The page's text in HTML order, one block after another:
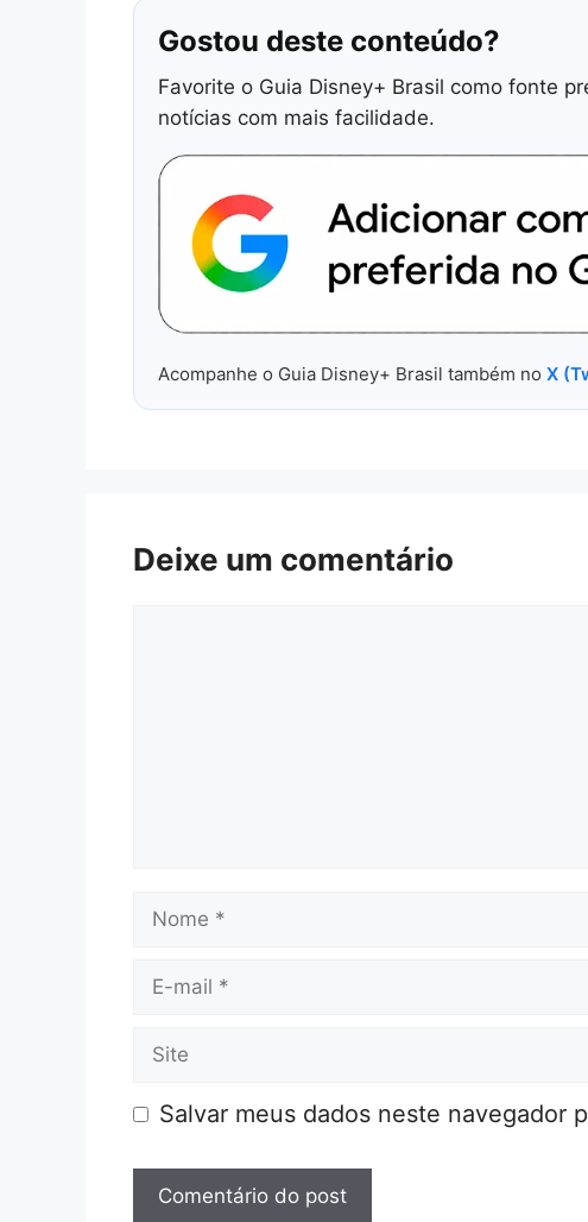
Gostou deste conteúdo?
Favorite o Guia Disney+ Brasil como fonte
notícias com mais facilidade.
Acompanhe o Guia Disney+ Brasil também no X
Deixe um comentário
Nome
E-
Site
Salvar meus dados neste navegador